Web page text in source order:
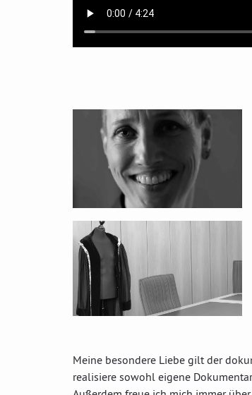
Meine besondere Liebe gilt der
realisiere sowohl eigene